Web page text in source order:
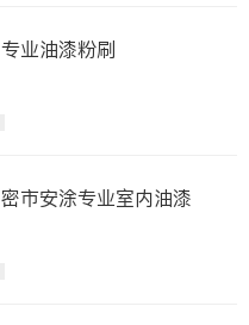
专业油漆粉刷
密市安涂专业室内油漆